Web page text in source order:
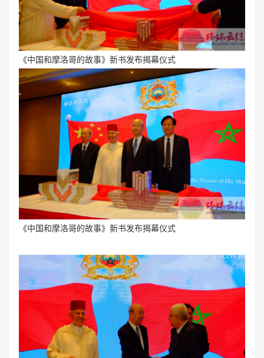
《中国和摩洛哥的故事》新书发布揭幕仪式
《中国和摩洛哥的故事》新书发布揭幕仪式